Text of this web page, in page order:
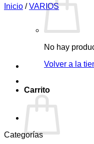
No hay
Volver a la
Carrito
Inicio / VARIOS
Categorías